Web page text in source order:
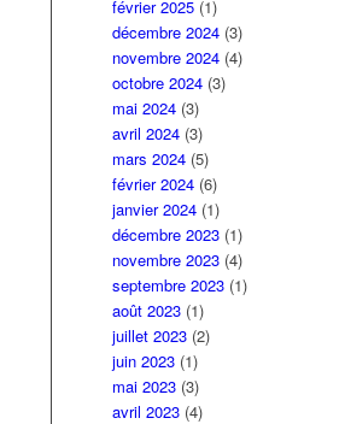
février 2025 (1)
décembre 2024 (3)
novembre 2024 (4)
octobre 2024 (3)
mai 2024 (3)
avril 2024 (3)
mars 2024 (5)
février 2024 (6)
janvier 2024 (1)
décembre 2023 (1)
novembre 2023 (4)
septembre 2023 (1)
août 2023 (1)
juillet 2023 (2)
juin 2023 (1)
mai 2023 (3)
avril 2023 (4)